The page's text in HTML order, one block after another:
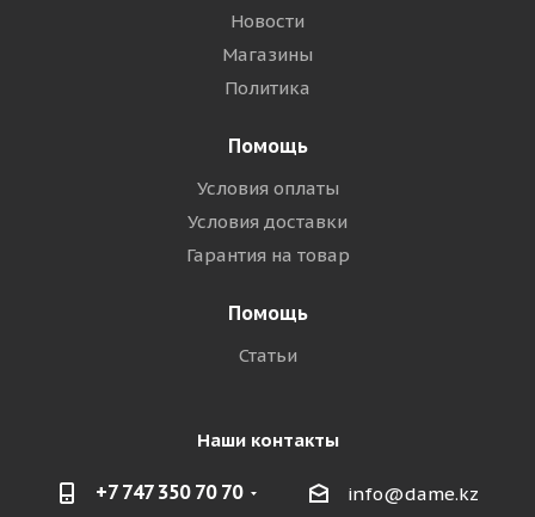
Новости
Магазины
Политика
Помощь
Условия оплаты
Условия доставки
Гарантия на товар
Помощь
Статьи
Наши контакты
+7 747 350 70 70 info@dame.kz